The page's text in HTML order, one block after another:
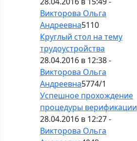
Викторова Ольга
Андреевна5110
Круглый стол на тему
трудоустройства
28.04.2016 в 12:38 -
Викторова Ольга
Андреевна5774/1
Успешное прохождение
процедуры верификации
28.04.2016 в 12:27 -
Викторова Ольга